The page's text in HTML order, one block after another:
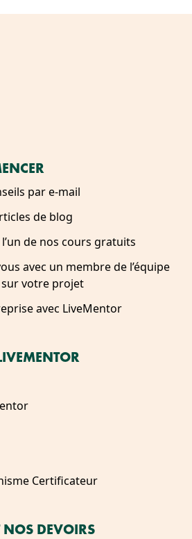
par e-mail
de blog
de nos cours gratuits
avec un membre de l’équipe
votre projet
avec LiveMentor
Certificateur
NOS DEVOIRS